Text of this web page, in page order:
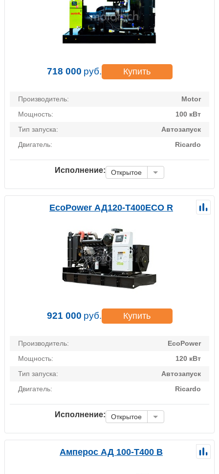
718 000 руб. Купить
Производитель:
Motor
Мощность:
100 кВт
Тип запуска:
Автозапуск
Двигатель:
Ricardo
Исполнение: Открытое
EcoPower АД120-T400ECO R
921 000 руб. Купить
Производитель:
EcoPower
Мощность:
120 кВт
Тип запуска:
Автозапуск
Двигатель:
Ricardo
Исполнение: Открытое
Амперос АД 100-Т400 B